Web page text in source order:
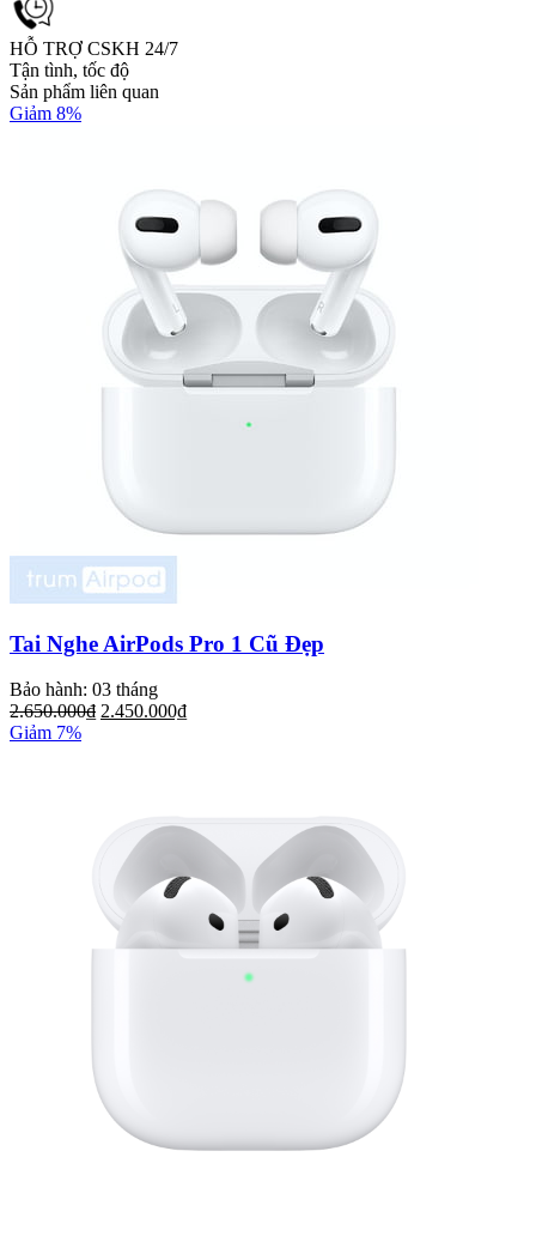
HỖ TRỢ CSKH 24/7
Tận tình, tốc độ
Sản phẩm liên quan
Giảm 8%
Tai Nghe AirPods Pro 1 Cũ Đẹp
Bảo hành: 03 tháng
2.650.000₫ 2.450.000₫
Giảm 7%